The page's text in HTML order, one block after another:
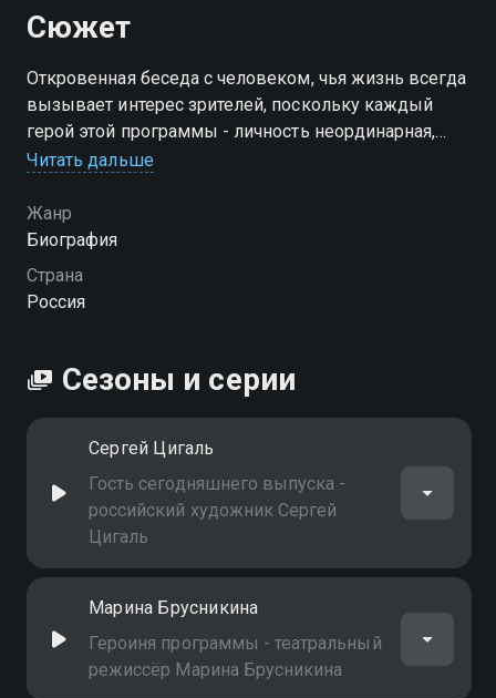
Сюжет
Откровенная беседа с человеком, чья жизнь всегда
вызывает интерес зрителей, поскольку каждый
герой этой программы - личность неординарная,
добившаяся успеха и достойная уважения
Читать дальше
Жанр
Биография
Страна
Россия
Сезоны и серии
Сергей Цигаль
Гость сегодняшнего выпуска -
российский художник Сергей
Цигаль
Марина Брусникина
Героиня программы - театральный
режиссёр Марина Брусникина